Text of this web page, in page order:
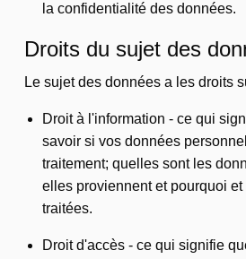
la confidentialité des données.
Droits du sujet des
Le sujet des données a les droits
Droit à l'information - ce qui
savoir si vos données
traitement; quelles sont les
elles proviennent et pourquoi
traitées.
Droit d'accès - ce qui signifie